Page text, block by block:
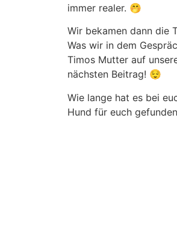
immer realer. 🤭
Wir bekamen dann die
Was wir in dem
Timos Mutter auf
nächsten Beitrag! 😌
Wie lange hat es bei
Hund für euch